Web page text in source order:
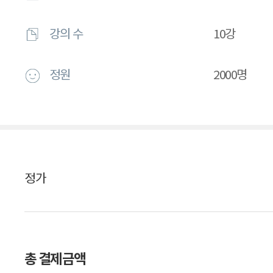
강의 수 10강
정원 2000명
정가
총 결제금액